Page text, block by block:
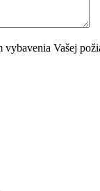
vybavenia Vašej